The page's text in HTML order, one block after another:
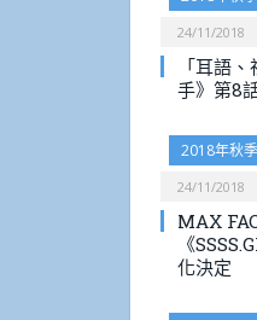
24/11/2018
「耳語
手》第8
2018年秋
24/11/2018
MAX
《
化決定